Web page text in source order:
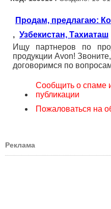
Продам, предлагаю:
, Узбекистан, Тахиаташ
Ищу партнеров по
продукции Avon!
договоримся по
Сообщить о спаме
публикации
Пожаловаться на
Реклама